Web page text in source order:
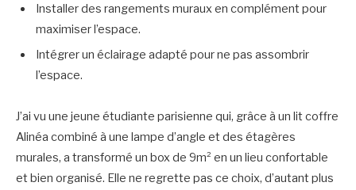
Installer des rangements muraux en complément pour
maximiser l’espace.
Intégrer un éclairage adapté pour ne pas assombrir
l’espace.
J’ai vu une jeune étudiante parisienne qui, grâce à un lit coffre
Alinéa combiné à une lampe d’angle et des étagères
murales, a transformé un box de 9m² en un lieu confortable
et bien organisé. Elle ne regrette pas ce choix, d’autant plus